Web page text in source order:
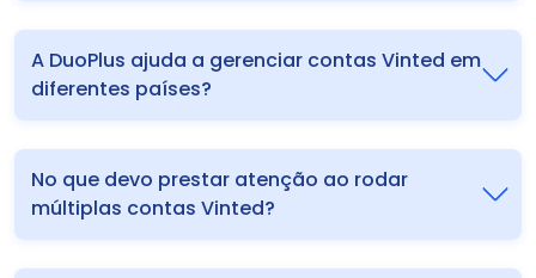
A DuoPlus ajuda a gerenciar contas Vinted em
diferentes países?
No que devo prestar atenção ao rodar
múltiplas contas Vinted?